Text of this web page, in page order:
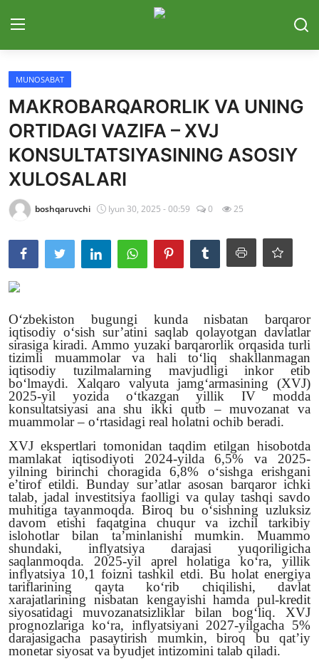
Tizimga kirish
E'lonlar
Aloqa
Munosabat
Ilmiy maqolalar
Video yangiliklar
Ekspeditsiya
MUNOSABAT
MAKROBARQARORLIK VA UNING
ORTIDAGI VAZIFA – XVJ
KONSULTATSIYASINING ASOSIY
XULOSALARI
boshqaruvchi Iyun 30, 2025 - 00:59 0 25
O‘zbekiston bugungi kunda nisbatan barqaror
iqtisodiy o‘sish sur’atini saqlab qolayotgan davlatlar
sirasiga kiradi. Ammo yuzaki barqarorlik orqasida turli
tizimli muammolar va hali to‘liq shakllanmagan
iqtisodiy tuzilmalarning mavjudligi inkor etib
bo‘lmaydi. Xalqaro valyuta jamg‘armasining (XVJ)
2025-yil yozida o‘tkazgan yillik IV modda
konsultatsiyasi ana shu ikki qutb – muvozanat va
muammolar – o‘rtasidagi real holatni ochib beradi.
XVJ ekspertlari tomonidan taqdim etilgan hisobotda
mamlakat iqtisodiyoti 2024-yilda 6,5% va 2025-
yilning birinchi choragida 6,8% o‘sishga erishgani
e’tirof etildi. Bunday sur’atlar asosan barqaror ichki
talab, jadal investitsiya faolligi va qulay tashqi savdo
muhitiga tayanmoqda. Biroq bu o‘sishning uzluksiz
davom etishi faqatgina chuqur va izchil tarkibiy
islohotlar bilan ta’minlanishi mumkin. Muammo
shundaki, inflyatsiya darajasi yuqoriligicha
saqlanmoqda. 2025-yil aprel holatiga ko‘ra, yillik
inflyatsiya 10,1 foizni tashkil etdi. Bu holat energiya
tariflarining qayta ko‘rib chiqilishi, davlat
xarajatlarining nisbatan kengayishi hamda pul-kredit
siyosatidagi muvozanatsizliklar bilan bog‘liq. XVJ
prognozlariga ko‘ra, inflyatsiyani 2027-yilgacha 5%
darajasigacha pasaytirish mumkin, biroq bu qat’iy
monetar siyosat va byudjet intizomini talab qiladi.